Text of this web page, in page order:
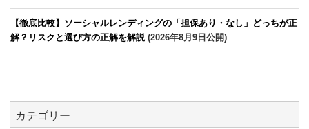
【徹底比較】ソーシャルレンディングの「担保あり・なし」どっちが正
解？リスクと選び方の正解を解説(2026年8月9日公開)
カテゴリー